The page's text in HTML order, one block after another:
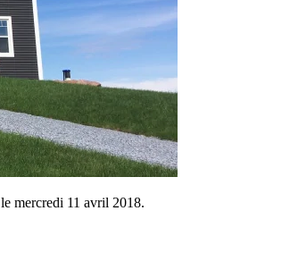
mercredi 11 avril 2018.